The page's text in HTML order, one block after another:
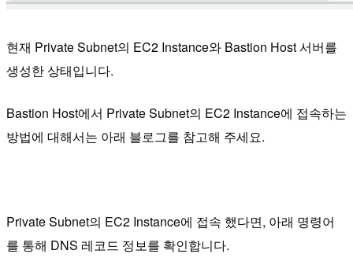
현재 Private Subnet의 EC2 Instance와 Bastion Host 서버를
생성한 상태입니다.
Bastion Host에서 Private Subnet의 EC2 Instance에 접속하는
방법에 대해서는 아래 블로그를 참고해 주세요.
Private Subnet의 EC2 Instance에 접속 했다면, 아래 명령어
를 통해 DNS 레코드 정보를 확인합니다.